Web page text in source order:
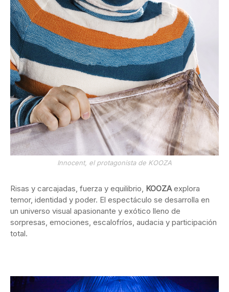
Innocent, el protagonista de KOOZA
Risas y carcajadas, fuerza y equilibrio, KOOZAexplora
temor, identidad y poder. El espectáculo se desarrolla en
un universo visual apasionante y exótico lleno de
sorpresas, emociones, escalofríos, audacia y participación
total.